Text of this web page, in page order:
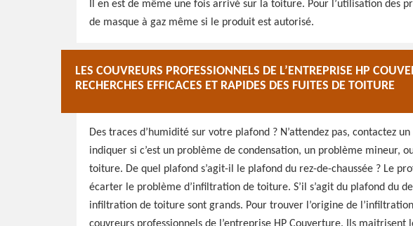
Il en est de même une fois arrivé sur la toiture. Pour l’utilisation des
de masque à gaz même si le produit est autorisé.
LES COUVREURS PROFESSIONNELS DE L’ENTREPRISE HP
RECHERCHES EFFICACES ET RAPIDES DES FUITES DE TOITURE
Des traces d’humidité sur votre plafond ? N’attendez pas, contactez
indiquer si c’est un problème de condensation, un problème mineur,
toiture. De quel plafond s’agit-il le plafond du rez-de-chaussée ? Le
écarter le problème d’infiltration de toiture. S’il s’agit du plafond du
infiltration de toiture sont grands. Pour trouver l’origine de